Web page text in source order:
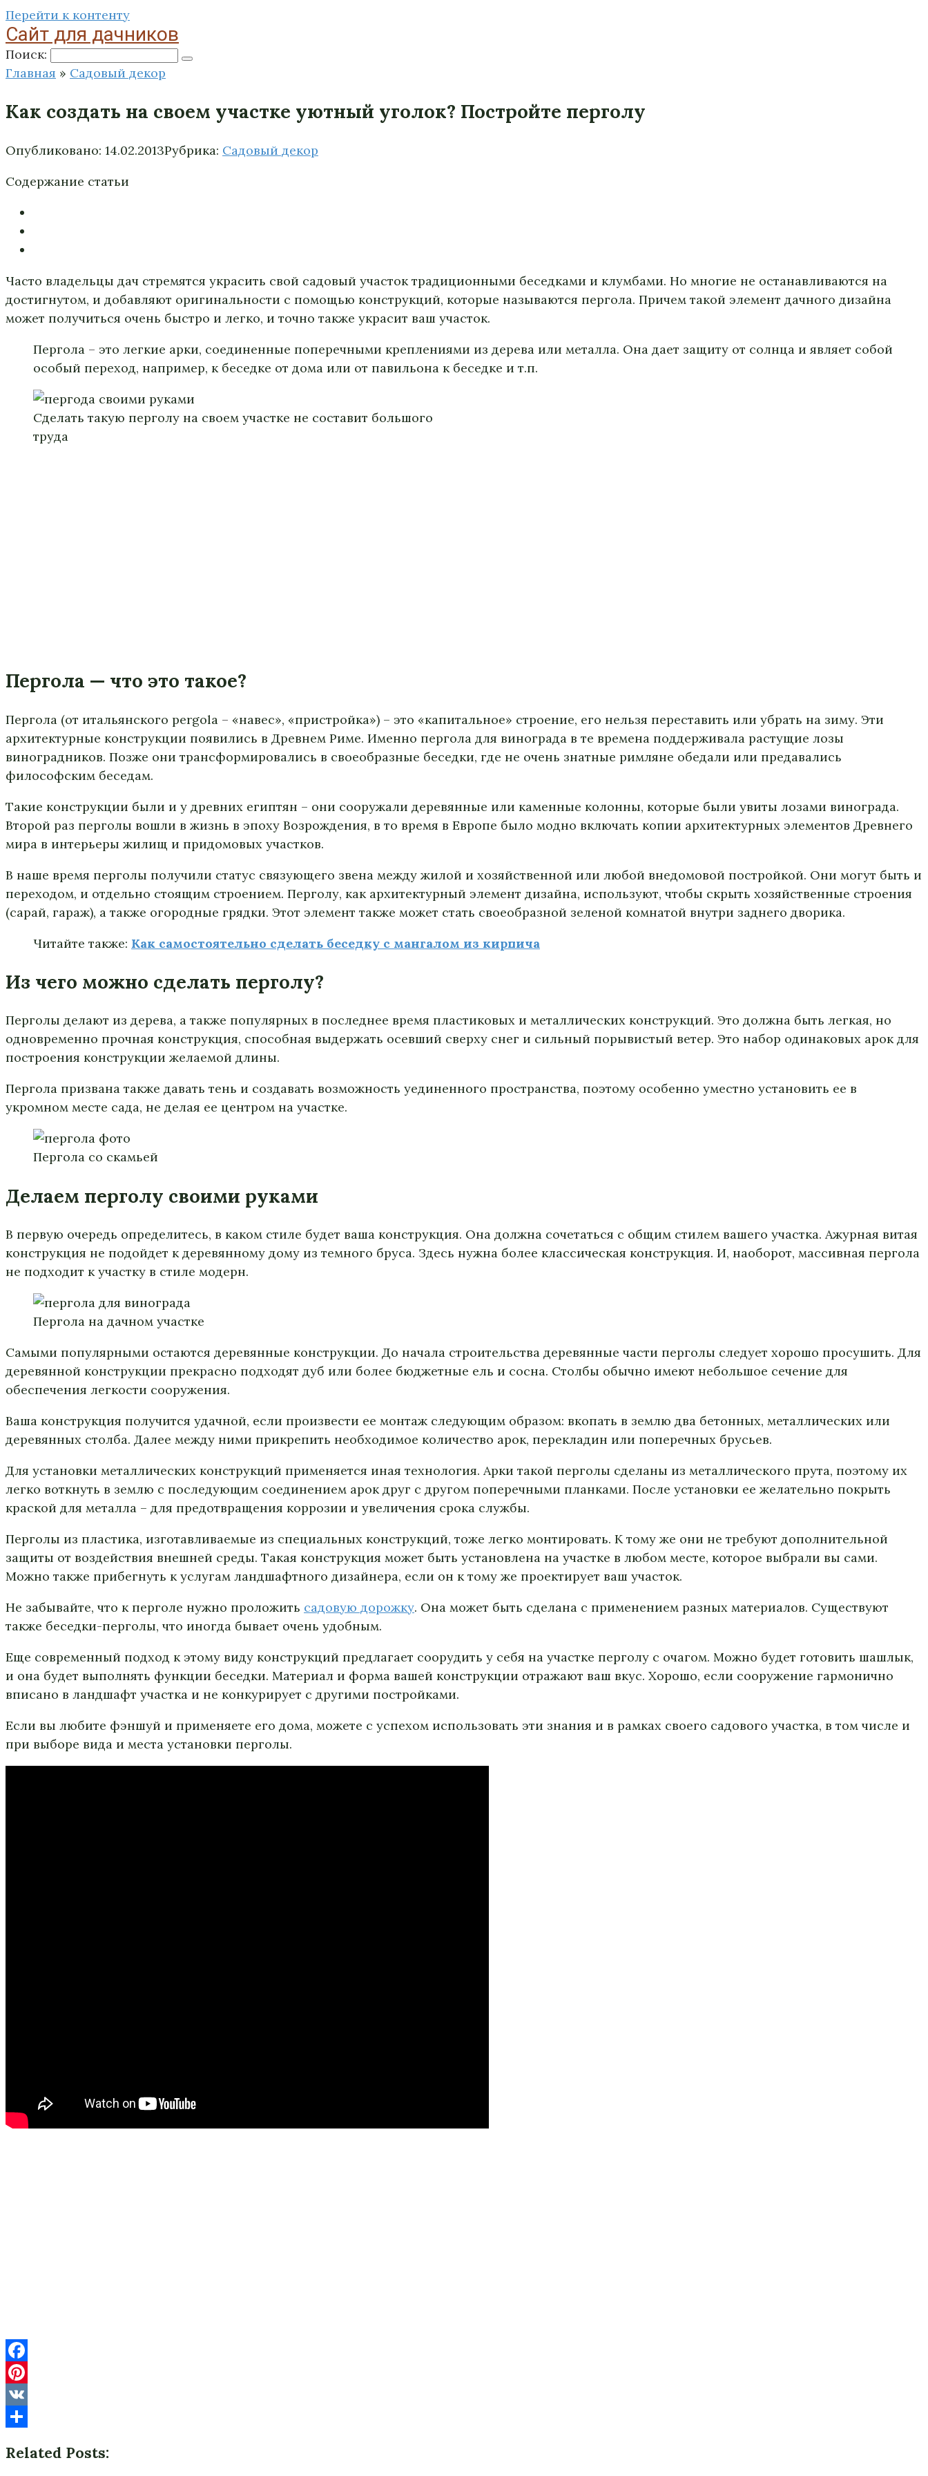
Перейти к контенту
Сайт для дачников
Поиск:
Главная » Садовый декор
Как создать на своем участке уютный уголок? Постройте перголу
Опубликовано: 14.02.2013Рубрика: Садовый декор
Содержание статьи
Часто владельцы дач стремятся украсить свой садовый участок традиционными беседками и клумбами. Но многие не останавливаются на
достигнутом, и добавляют оригинальности с помощью конструкций, которые называются пергола. Причем такой элемент дачного дизайна
может получиться очень быстро и легко, и точно также украсит ваш участок.
Пергола – это легкие арки, соединенные поперечными креплениями из дерева или металла. Она дает защиту от солнца и являет собой
особый переход, например, к беседке от дома или от павильона к беседке и т.п.
Сделать такую перголу на своем участке не составит большого
труда
Пергола — что это такое?
Пергола (от итальянского pergola – «навес», «пристройка») – это «капитальное» строение, его нельзя переставить или убрать на зиму. Эти
архитектурные конструкции появились в Древнем Риме. Именно пергола для винограда в те времена поддерживала растущие лозы
виноградников. Позже они трансформировались в своеобразные беседки, где не очень знатные римляне обедали или предавались
философским беседам.
Такие конструкции были и у древних египтян – они сооружали деревянные или каменные колонны, которые были увиты лозами винограда.
Второй раз перголы вошли в жизнь в эпоху Возрождения, в то время в Европе было модно включать копии архитектурных элементов Древнего
мира в интерьеры жилищ и придомовых участков.
В наше время перголы получили статус связующего звена между жилой и хозяйственной или любой внедомовой постройкой. Они могут быть и
переходом, и отдельно стоящим строением. Перголу, как архитектурный элемент дизайна, используют, чтобы скрыть хозяйственные строения
(сарай, гараж), а также огородные грядки. Этот элемент также может стать своеобразной зеленой комнатой внутри заднего дворика.
Читайте также: Как самостоятельно сделать беседку с мангалом из кирпича
Из чего можно сделать перголу?
Перголы делают из дерева, а также популярных в последнее время пластиковых и металлических конструкций. Это должна быть легкая, но
одновременно прочная конструкция, способная выдержать осевший сверху снег и сильный порывистый ветер. Это набор одинаковых арок для
построения конструкции желаемой длины.
Пергола призвана также давать тень и создавать возможность уединенного пространства, поэтому особенно уместно установить ее в
укромном месте сада, не делая ее центром на участке.
Пергола со скамьей
Делаем перголу своими руками
В первую очередь определитесь, в каком стиле будет ваша конструкция. Она должна сочетаться с общим стилем вашего участка. Ажурная витая
конструкция не подойдет к деревянному дому из темного бруса. Здесь нужна более классическая конструкция. И, наоборот, массивная пергола
не подходит к участку в стиле модерн.
Пергола на дачном участке
Самыми популярными остаются деревянные конструкции. До начала строительства деревянные части перголы следует хорошо просушить. Для
деревянной конструкции прекрасно подходят дуб или более бюджетные ель и сосна. Столбы обычно имеют небольшое сечение для
обеспечения легкости сооружения.
Ваша конструкция получится удачной, если произвести ее монтаж следующим образом: вкопать в землю два бетонных, металлических или
деревянных столба. Далее между ними прикрепить необходимое количество арок, перекладин или поперечных брусьев.
Для установки металлических конструкций применяется иная технология. Арки такой перголы сделаны из металлического прута, поэтому их
легко воткнуть в землю с последующим соединением арок друг с другом поперечными планками. После установки ее желательно покрыть
краской для металла – для предотвращения коррозии и увеличения срока службы.
Перголы из пластика, изготавливаемые из специальных конструкций, тоже легко монтировать. К тому же они не требуют дополнительной
защиты от воздействия внешней среды. Такая конструкция может быть установлена на участке в любом месте, которое выбрали вы сами.
Можно также прибегнуть к услугам ландшафтного дизайнера, если он к тому же проектирует ваш участок.
Не забывайте, что к перголе нужно проложить садовую дорожку. Она может быть сделана с применением разных материалов. Существуют
также беседки-перголы, что иногда бывает очень удобным.
Еще современный подход к этому виду конструкций предлагает соорудить у себя на участке перголу с очагом. Можно будет готовить шашлык,
и она будет выполнять функции беседки. Материал и форма вашей конструкции отражают ваш вкус. Хорошо, если сооружение гармонично
вписано в ландшафт участка и не конкурирует с другими постройками.
Если вы любите фэншуй и применяете его дома, можете с успехом использовать эти знания и в рамках своего садового участка, в том числе и
при выборе вида и места установки перголы.
Facebook
Pinterest
VK
Related Posts: